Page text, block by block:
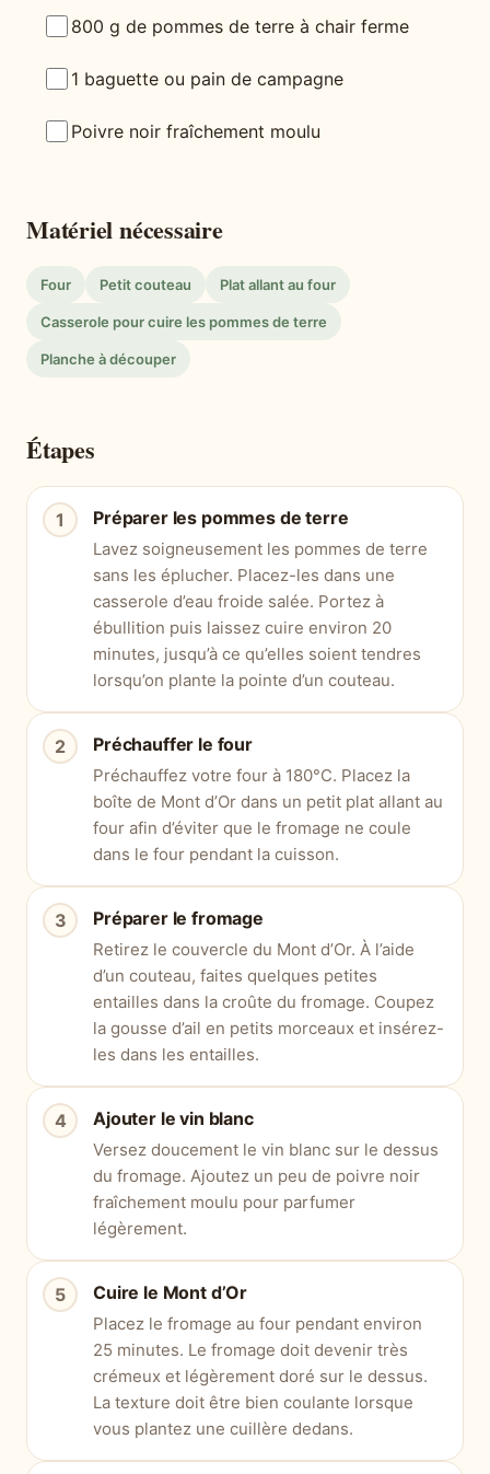
800 g de pommes de terre à chair ferme
1 baguette ou pain de campagne
Poivre noir fraîchement moulu
Matériel nécessaire
Four Petit couteau Plat allant au four
Casserole pour cuire les pommes de terre
Planche à découper
Étapes
Préparer les pommes de terre
Lavez soigneusement les pommes de terre
sans les éplucher. Placez-les dans une
casserole d’eau froide salée. Portez à
ébullition puis laissez cuire environ 20
minutes, jusqu’à ce qu’elles soient tendres
lorsqu’on plante la pointe d’un couteau.
Préchauffer le four
Préchauffez votre four à 180°C. Placez la
boîte de Mont d’Or dans un petit plat allant au
four afin d’éviter que le fromage ne coule
dans le four pendant la cuisson.
Préparer le fromage
Retirez le couvercle du Mont d’Or. À l’aide
d’un couteau, faites quelques petites
entailles dans la croûte du fromage. Coupez
la gousse d’ail en petits morceaux et insérez-
les dans les entailles.
Ajouter le vin blanc
Versez doucement le vin blanc sur le dessus
du fromage. Ajoutez un peu de poivre noir
fraîchement moulu pour parfumer
légèrement.
Cuire le Mont d’Or
Placez le fromage au four pendant environ
25 minutes. Le fromage doit devenir très
crémeux et légèrement doré sur le dessus.
La texture doit être bien coulante lorsque
vous plantez une cuillère dedans.